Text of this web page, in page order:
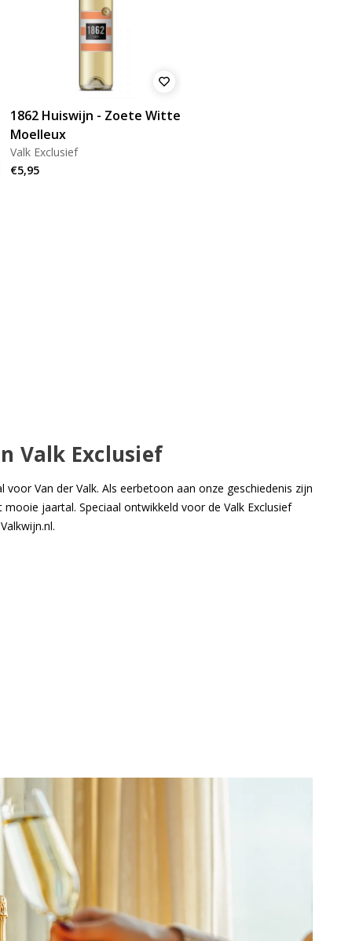
1862 Huiswijn - Zoete Witte
Moelleux
Valk Exclusief
€5,95
Valk Exclusief
Van der Valk. Als eerbetoon aan onze geschiedenis zijn
jaartal. Speciaal ontwikkeld voor de Valk Exclusief